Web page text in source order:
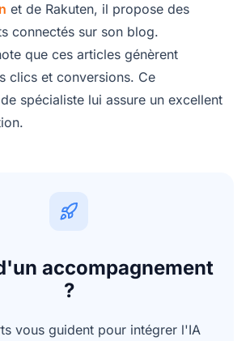
et de Rakuten, il propose des
connectés sur son blog.
que ces articles génèrent
clics et conversions. Ce
spécialiste lui assure un excellent
accompagnement
?
vous guident pour intégrer l'IA